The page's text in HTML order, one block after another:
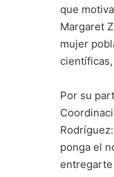
que
Margaret
mujer
Por su
ponga el
entregarte